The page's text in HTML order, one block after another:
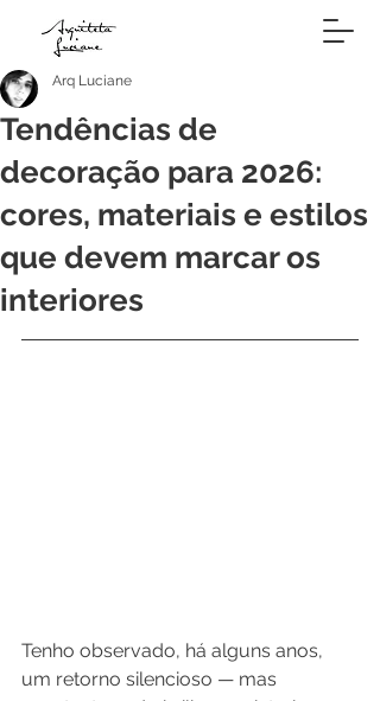
Tendências de
decoração para 2026:
cores, materiais e estilos
que devem marcar os
interiores
Arq Luciane
Tenho observado, há alguns anos,
um retorno silencioso — mas